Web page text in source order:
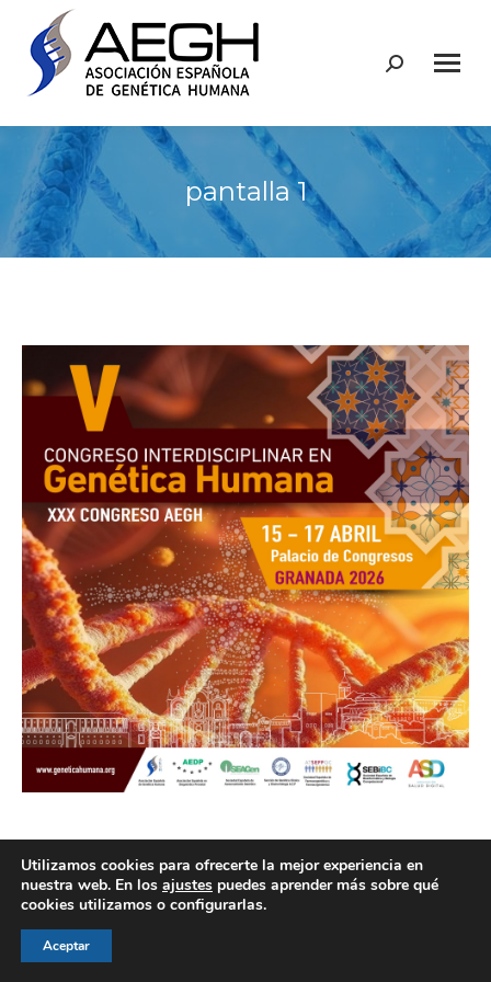
Buscar:
pantalla 1
© AEGH - Todos los derechos reservados
Aviso legal
Utilizamos cookies para ofrecerte la mejor experiencia en
nuestra web. En los ajustes puedes aprender más sobre qué
cookies utilizamos o configurarlas.
Aceptar